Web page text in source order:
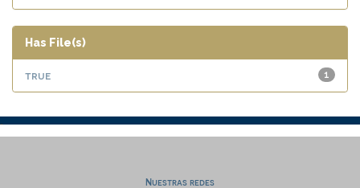
Has File(s)
1
true
Nuestras redes